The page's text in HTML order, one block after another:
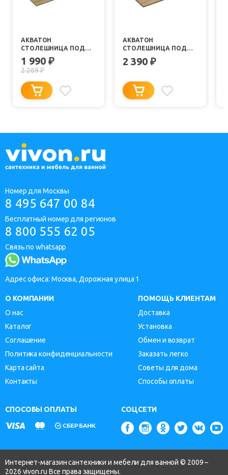
АКВАТОН
СТОЛЕШНИЦА ПОД
РАКОВИНУ ЛИБЕРТИ
100 ДУБ ЭЛЬВЕЗИЯ
1 990 ₽
2 269₽
АКВАТОН
СТОЛЕШНИЦА ПОД
РАКОВИНУ ЛИБЕРТИ 70
ДУБ ЭЛЬВЕЗИЯ
2 390 ₽
Номер для Москвы
8 495 647 00 84
Бесплатный номер для регионов
8 800 555 62 05
Связь по whatsapp
Адрес офиса: Москва, Дорожная улица 1
О КОМПАНИИ
О нас
Каталог
Соглашение
Политика конфиденциальности
Карта сайта
Контакты
ПОМОЩЬ КЛИЕНТАМ
Доставка
Установка
Обмен и возврат
Заказать легко
Советы для дома
Способы оплаты
СПОСОБЫ ОПЛАТЫ СОЦСЕТИ
Интернет-магазин сантехники и мебели для ванной © 2009 –
2026 vivon.ru Все права защищены.